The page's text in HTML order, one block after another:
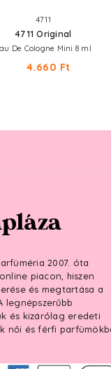
4711
4711 Original
De Cologne Mini 8 ml
4.660 Ft
2007. óta
piacon, hiszen
és megtartása a
legnépszerűbb
és kizárólag eredeti
női és férfi